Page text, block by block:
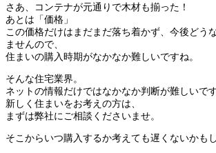
さあ、コンテナが元通りで木材も揃った！
あとは「価格」
この価格だけはまだまだ落ち着かず、今後どう
ませんので、
住まいの購入時期がなかなか難しいですね。
そんな住宅業界。
ネットの情報だけではなかなか判断が難しいです
新しく住まいをお考えの方は、
まずは弊社にご相談くださいませ。
そこからいつ購入するか考えても遅くないかも